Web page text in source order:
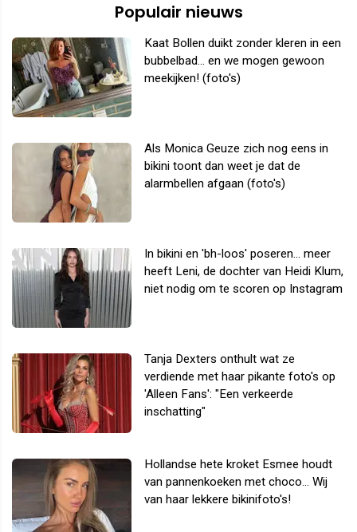
Populair nieuws
Kaat Bollen duikt zonder kleren in een
bubbelbad... en we mogen gewoon
meekijken! (foto's)
Als Monica Geuze zich nog eens in
bikini toont dan weet je dat de
alarmbellen afgaan (foto's)
In bikini en 'bh-loos' poseren... meer
heeft Leni, de dochter van Heidi Klum,
niet nodig om te scoren op Instagram
Tanja Dexters onthult wat ze
verdiende met haar pikante foto's op
'Alleen Fans': "Een verkeerde
inschatting"
Hollandse hete kroket Esmee houdt
van pannenkoeken met choco... Wij
van haar lekkere bikinifoto's!